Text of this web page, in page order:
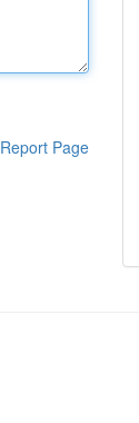
Report Page